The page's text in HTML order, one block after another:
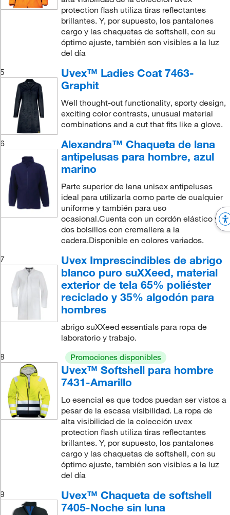
protection flash utiliza tiras reflectantes
brillantes. Y, por supuesto, los pantalones
cargo y las chaquetas de softshell, con su
óptimo ajuste, también son visibles a la luz
del día
5
Uvex™ Ladies Coat 7463-
Graphit
Well thought-out functionality, sporty design,
exciting color contrasts, unusual material
combinations and a cut that fits like a glove.
6
Alexandra™ Chaqueta de lana
antipelusas para hombre, azul
marino
Parte superior de lana unisex antipelusas
ideal para utilizarla como parte de cualquier
uniforme y también para uso
ocasional.Cuenta con un cordón elástico y
dos bolsillos con cremallera a la
cadera.Disponible en colores variados.
7
Uvex Imprescindibles de abrigo
blanco puro suXXeed, material
exterior de tela 65% poliéster
reciclado y 35% algodón para
hombres
abrigo suXXeed essentials para ropa de
laboratorio y trabajo.
8
Promociones disponibles
Uvex™ Softshell para hombre
7431-Amarillo
Lo esencial es que todos puedan ser vistos a
pesar de la escasa visibilidad. La ropa de
alta visibilidad de la colección uvex
protection flash utiliza tiras reflectantes
brillantes. Y, por supuesto, los pantalones
cargo y las chaquetas de softshell, con su
óptimo ajuste, también son visibles a la luz
del día
9
Uvex™ Chaqueta de softshell
7405-Noche sin luna